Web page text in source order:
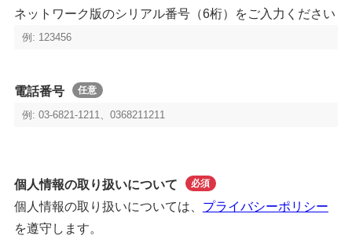
ネットワーク版のシリアル番号（6桁）をご入力ください
電話番号 任意
個人情報の取り扱いについて 必須
個人情報の取り扱いについては、 プライバシーポリシー
を遵守します。